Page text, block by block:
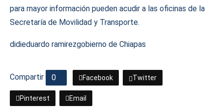
para mayor información pueden acudir a las oficinas de la
Secretaría de Movilidad y Transporte.
didieduardo ramirezgobierno de Chiapas
Compartir 0 Facebook Twitter
Pinterest Email